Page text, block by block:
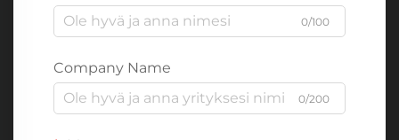
0/100
Company Name
0/200